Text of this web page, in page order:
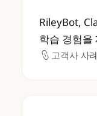
RileyBot,
RileyBot,
학습 경험을
고객사 사례
고객사 사례